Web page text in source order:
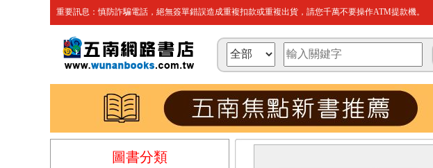
重要訊息：慎防詐騙電話，絕無簽單錯誤造成重複扣款或重複出貨，請您千萬不要操作ATM提款機。
圖書分類